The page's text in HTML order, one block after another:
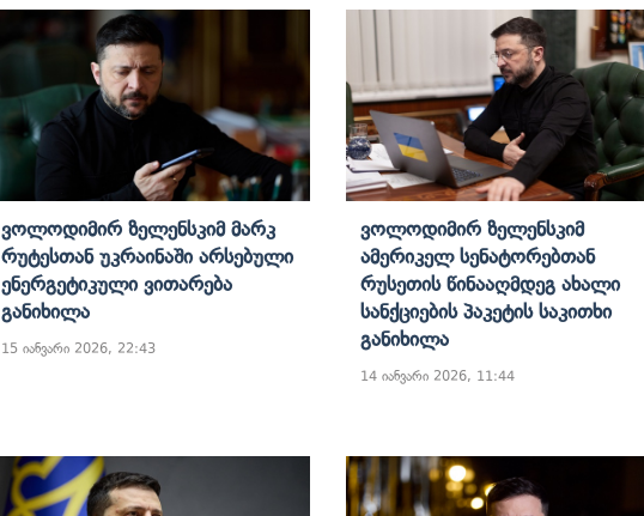
Ვოლოდიმირ Ზელენსკიმ Მარკ
Რუტესთან Უკრაინაში Არსებული
Ენერგეტიკული Ვითარება
Განიხილა
15 იანვარი 2026, 22:43
Ვოლოდიმირ Ზელენსკიმ
Ამერიკელ Სენატორებთან
Რუსეთის Წინააღმდეგ Ახალი
Სანქციების Პაკეტის Საკითხი
Განიხილა
14 იანვარი 2026, 11:44